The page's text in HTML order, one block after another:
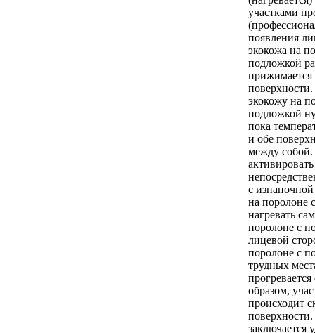
участками
появления
экокожа на
подложкой
прижимается
экокожу на
подложкой
пока
и обе
между
с
на поролоне
нагревать
поролоне с
лицевой
поролоне с
трудных
образом,
происходит
заключается